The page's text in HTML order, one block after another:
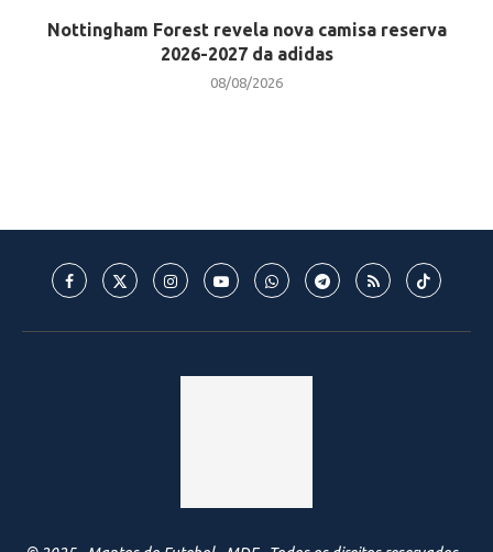
Nottingham Forest revela nova camisa reserva
2026-2027 da adidas
08/08/2026